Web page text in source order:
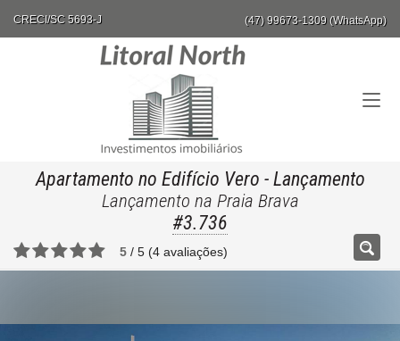
CRECI/SC 5693-J (47) 99673-1309 (WhatsApp)
Apartamento no Edifício Vero - Lançamento
Lançamento na Praia Brava
#3.736
5 / 5 (4 avaliações)